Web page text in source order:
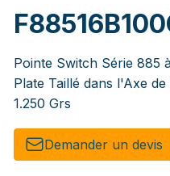
Pointe Switch Série 885
Plate Taillé dans l'Axe
1.250 Grs
Demander un de​​vis​​